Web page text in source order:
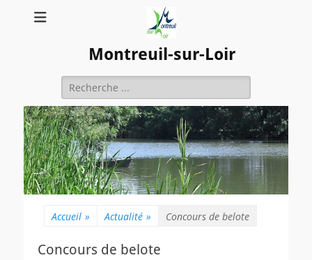
Montreuil-sur-Loir
Rechercher :
Accueil » Actualité » Concours de belote
Concours de belote